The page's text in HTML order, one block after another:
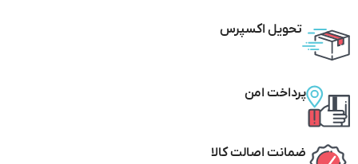
تحویل اکسپرس
پرداخت امن
ضمانت اصالت کالا